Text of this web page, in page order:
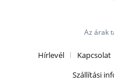
Az árak
Hírlevél Kapcsolat
Szállítási